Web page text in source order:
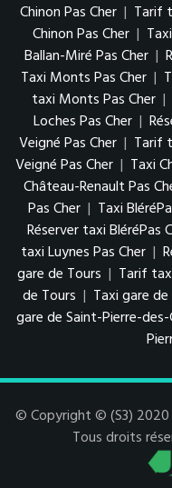
Chinon Pas Cher | Tarif
Chinon Pas Cher |
Ballan-Miré Pas Cher |
Taxi Monts Pas Cher |
taxi Monts Pas Cher |
Loches Pas Cher |
Veigné Pas Cher | Tarif
Veigné Pas Cher | Taxi
Château-Renault Pas
Pas Cher | Taxi
Réserver taxi BléréPas
taxi Luynes Pas Cher |
gare de Tours | Tarif
de Tours | Taxi gare
gare de Saint-Pierre-
© Copyright © (S3) 2020
Tous droits